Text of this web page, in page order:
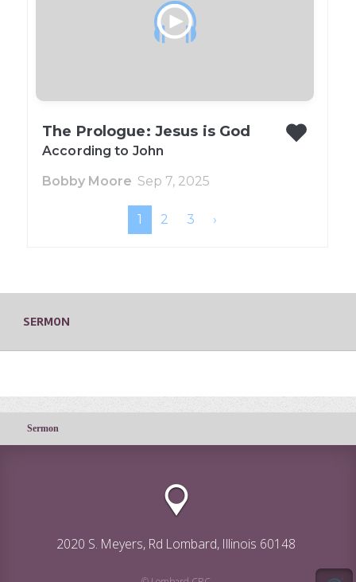
SERMON
Sermon
2020 S. Meyers, Rd Lombard, Illinois 60148